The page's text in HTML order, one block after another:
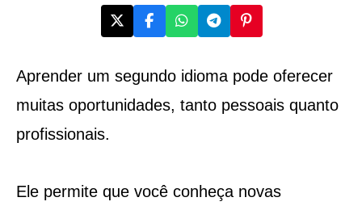
Aprender um segundo idioma pode oferecer
muitas oportunidades, tanto pessoais quanto
profissionais.
Ele permite que você conheça novas